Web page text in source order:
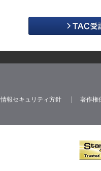
情報セキュリティ方針
著作権